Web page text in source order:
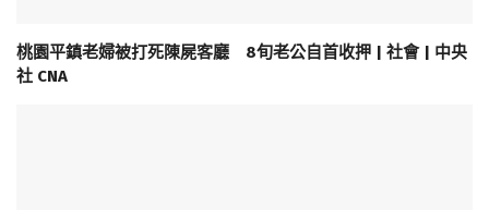
桃園平鎮老婦被打死陳屍客廳 8旬老公自首收押 | 社會 | 中央
社 CNA